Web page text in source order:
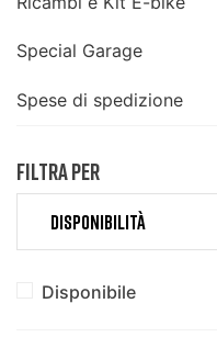
Special Garage
Spese di spedizione
FILTRA PER
DISPONIBILITÀ
Disponibile